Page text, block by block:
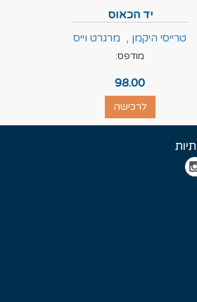
יד הכאוס
טרייסי היקמן , מרגרט וייס
מודפס:
98.00
לרכישה